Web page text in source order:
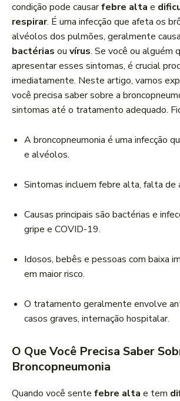
condição pode causarfebre alta e
respirar. É uma infecção que afeta os
alvéolos dos pulmões, geralmente
bactérias ou vírus. Se você ou alguém
apresentar esses sintomas, é crucial
imediatamente. Neste artigo, vamos
você precisa saber sobre a
sintomas até o tratamento adequado.
A broncopneumonia é uma infecção
e alvéolos.
Sintomas incluem febre alta, falta de
Causas principais são bactérias e
gripe e COVID-19.
Idosos, bebês e pessoas com baixa
em maior risco.
O tratamento geralmente envolve
casos graves, internação hospitalar.
O Que Você Precisa Saber
Broncopneumonia
Quando você sente febre alta e tem